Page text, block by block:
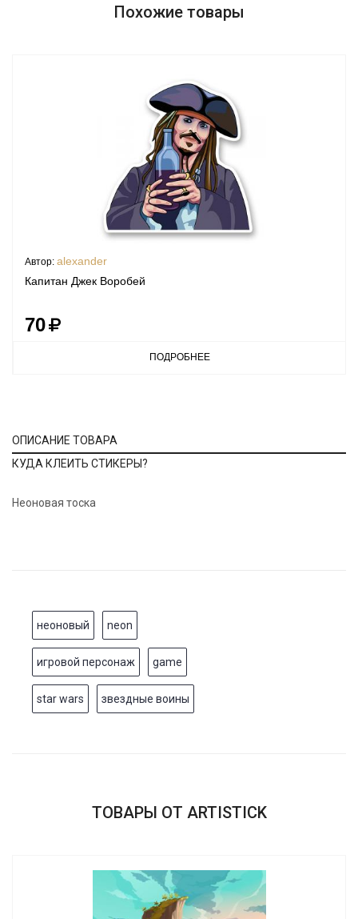
Похожие товары
Автор: alexander
Капитан Джек Воробей
70
ПОДРОБНЕЕ
ОПИСАНИЕ ТОВАРА
КУДА КЛЕИТЬ СТИКЕРЫ?
Неоновая тоска
неоновый neon
игровой персонаж game
star wars звездные воины
ТОВАРЫ ОТ ARTISTICK